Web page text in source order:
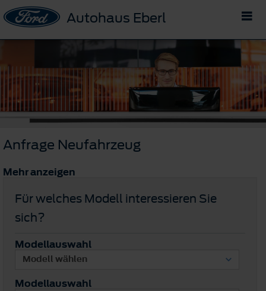
Autohaus Eberl
Anfrage Neufahrzeug
Mehr anzeigen
Für welches Modell interessieren Sie
sich?
Modellauswahl
Modellauswahl